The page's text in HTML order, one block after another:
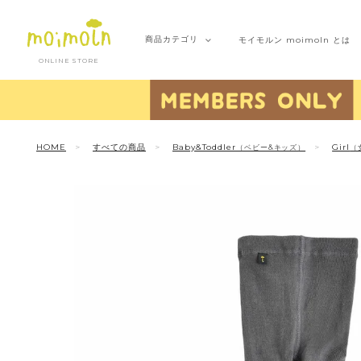
ONLINE STORE
商品カテゴリ モイモルン moimoln とは
HOME すべての商品 Baby&Toddler （ベビー&キッズ） Girl